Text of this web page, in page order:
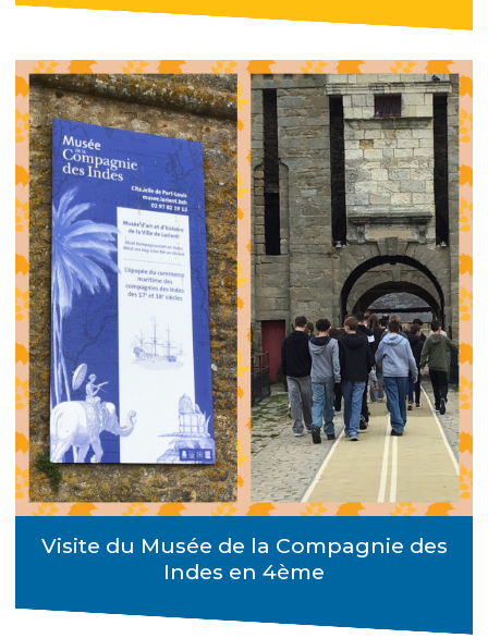
Visite du Musée de la Compagnie des
Indes en 4ème